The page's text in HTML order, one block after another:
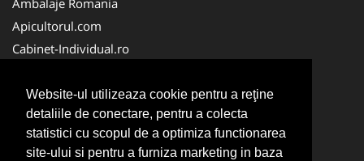
Website-ul utilizeaza cookie pentru a reţine
detaliile de conectare, pentru a colecta
statistici cu scopul de a optimiza functionarea
site-ului si pentru a furniza marketing in baza
Apicultorul.com
Cabinet-Individual.ro
FirmaDeratizare.ro
InstructorScoalaAuto.ro
SalonFrizerieCanina.com